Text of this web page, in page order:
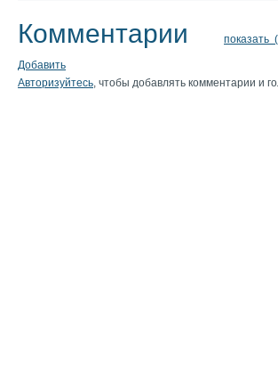
Комментарии показать (
Добавить
Авторизуйтесь, чтобы добавлять комментарии и